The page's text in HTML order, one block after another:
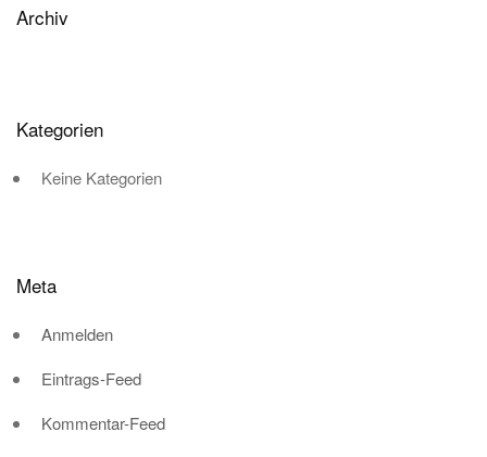
Archiv
Kategorien
Keine Kategorien
Meta
Anmelden
Eintrags-Feed
Kommentar-Feed